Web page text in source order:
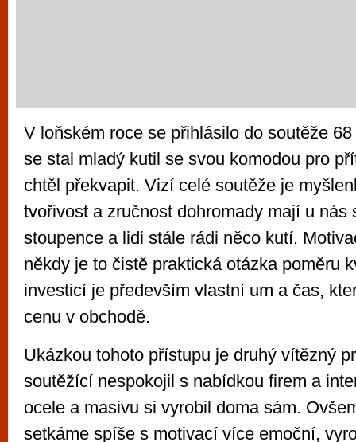
V loňském roce se přihlásilo do soutěže
se stal mladý kutil se svou komodou pro
chtěl překvapit. Vizí celé soutěže je
tvořivost a zručnost dohromady mají u nás
stoupence a lidi stále rádi něco kutí.
někdy je to čistě praktická otázka poměru
investicí je především vlastní um a čas,
cenu v obchodě.
Ukázkou tohoto přístupu je druhý vítězný
soutěžící nespokojil s nabídkou firem a
ocele a masivu si vyrobil doma sám.
setkáme spíše s motivací více emoční,